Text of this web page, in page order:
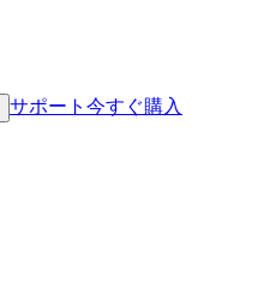
サポート 今すぐ購入